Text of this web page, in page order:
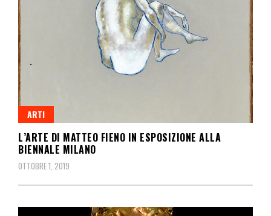
ARTI
L’ARTE DI MATTEO FIENO IN ESPOSIZIONE ALLA
BIENNALE MILANO
OTTOBRE 1, 2019